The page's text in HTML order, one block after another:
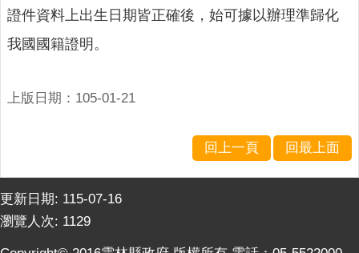
林
縣
政
網
政
策
隱
證件資料上出生日期皆正確後，始可據以辦理準歸化
我國國籍證明。
上版日期：105-01-21
回上一頁 回最上面
更新日期: 115-07-16
瀏覽人次: 1129